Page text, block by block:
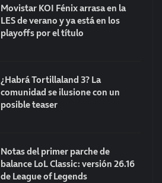
Movistar KOI Fénix arrasa en la
LES de verano y ya está en los
playoffs por el título
¿Habrá Tortillaland 3? La
comunidad se ilusione con un
posible teaser
Notas del primer parche de
balance LoL Classic: versión 26.16
de League of Legends